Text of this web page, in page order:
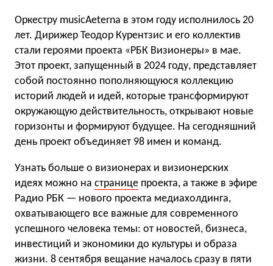
Оркестру musicAeterna в этом году исполнилось 20
лет. Дирижер Теодор Курентзис и его коллектив
стали героями проекта «РБК Визионеры» в мае.
Этот проект, запущенный в 2024 году, представляет
собой постоянно пополняющуюся коллекцию
историй людей и идей, которые трансформируют
окружающую действительность, открывают новые
горизонты и формируют будущее. На сегодняшний
день проект объединяет 98 имен и команд.
Узнать больше о визионерах и визионерских
идеях можно на странице проекта, а также в эфире
Радио РБК — нового проекта медиахолдинга,
охватывающего все важные для современного
успешного человека темы: от новостей, бизнеса,
инвестиций и экономики до культуры и образа
жизни. 8 сентября вещание началось сразу в пяти